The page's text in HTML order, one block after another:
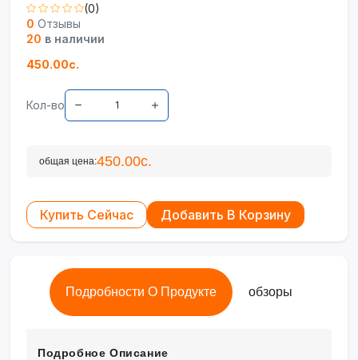
(0)
0 Отзывы
20 в наличии
450.00с.
Кол-во
общая цена:450.00с.
Купить Сейчас Добавить В Корзину
Подробности О Продукте обзоры
Подробное Описание